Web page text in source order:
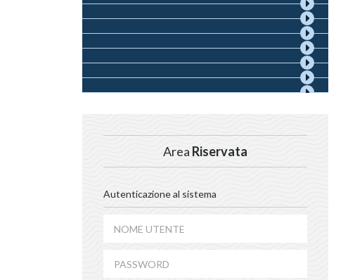
Area Riservata
Autenticazione al sistema